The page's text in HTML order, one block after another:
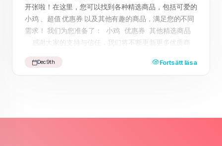
开张啦！在这里，您可以找到各种精选商品，包括可爱的
小鸡 、超值 优惠券 以及其他有趣的商品，满足您的不同
需求！ 我们为您准备了： 小鸡 优惠券 其他精选商品
... 感谢大家的支持与信任，我们将不断更新更多优质商
HosteyeShop ，享受一站式购物乐趣吧！
Dec 9th Fortsätt läsa